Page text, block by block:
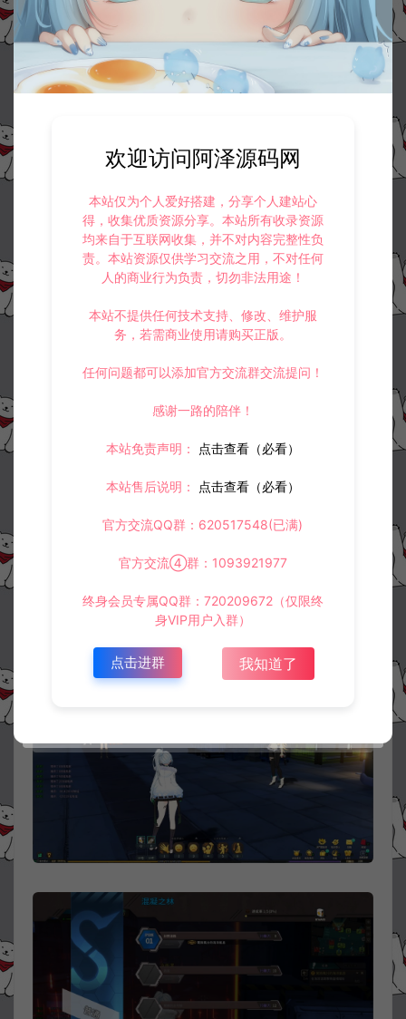
欢迎访问阿泽源码网
本站仅为个人爱好搭建，分享个人建站心
得，收集优质资源分享。本站所有收录资源
均来自于互联网收集，并不对内容完整性负
责。本站资源仅供学习交流之用，不对任何
人的商业行为负责，切勿非法用途！
本站不提供任何技术支持、修改、维护服
务，若需商业使用请购买正版。
任何问题都可以添加官方交流群交流提问！
感谢一路的陪伴！
本站免责声明： 点击查看（必看）
本站售后说明： 点击查看（必看）
官方交流QQ群：620517548(已满)
官方交流④群：1093921977
终身会员专属QQ群：720209672（仅限终
身VIP用户入群）
点击进群 我知道了